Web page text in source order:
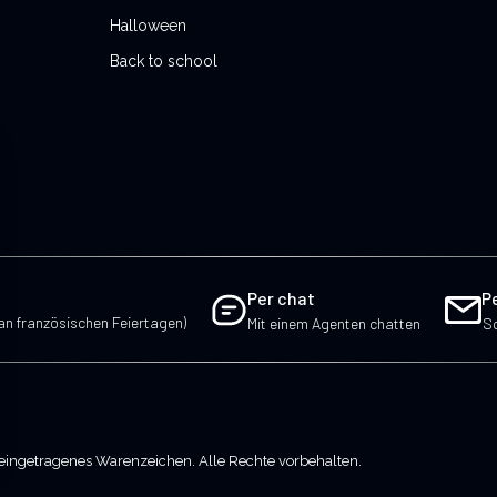
Halloween
Back to school
französischen Feiertagen)
Per chat
Mit einem Agenten chatten
Warenzeichen. Alle Rechte vorbehalten.